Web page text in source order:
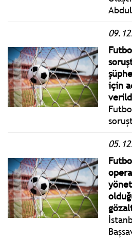
yıl
için
isim